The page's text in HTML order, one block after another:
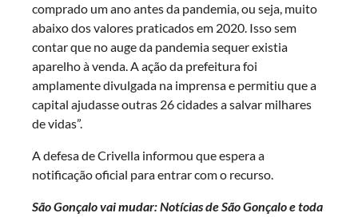
comprado um ano antes da pandemia, ou seja, muito
abaixo dos valores praticados em 2020. Isso sem
contar que no auge da pandemia sequer existia
aparelho à venda. A ação da prefeitura foi
amplamente divulgada na imprensa e permitiu que a
capital ajudasse outras 26 cidades a salvar milhares
de vidas”.
A defesa de Crivella informou que espera a
notificação oficial para entrar com o recurso.
São Gonçalo vai mudar: Notícias de São Gonçalo e toda